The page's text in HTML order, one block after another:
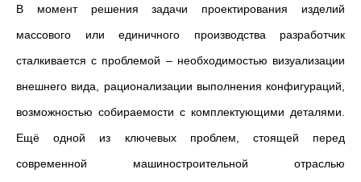
В момент решения задачи проектирования изделий
массового или единичного производства разработчик
сталкивается с проблемой – необходимостью визуализации
внешнего вида, рационализации выполнения конфигураций,
возможностью собираемости с комплектующими деталями.
Ещё одной из ключевых проблем, стоящей перед
современной машиностроительной отраслью